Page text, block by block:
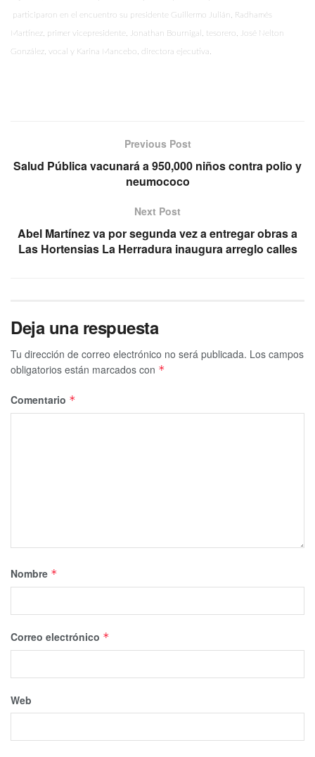
participaron en el encuentro su presidente Guillermo Julián, Radhamés
Martínez, primer vicepresidente, Jonathan Bournigal, tesorero, José Nelton
González, vocal y Karina Mancebo, directora ejecutiva.
Previous Post
Salud Pública vacunará a 950,000 niños contra polio y
neumococo
Next Post
Abel Martínez va por segunda vez a entregar obras a
Las Hortensias La Herradura inaugura arreglo calles
Deja una respuesta
Tu dirección de correo electrónico no será publicada. Los campos
obligatorios están marcados con *
Comentario *
Nombre *
Correo electrónico *
Web